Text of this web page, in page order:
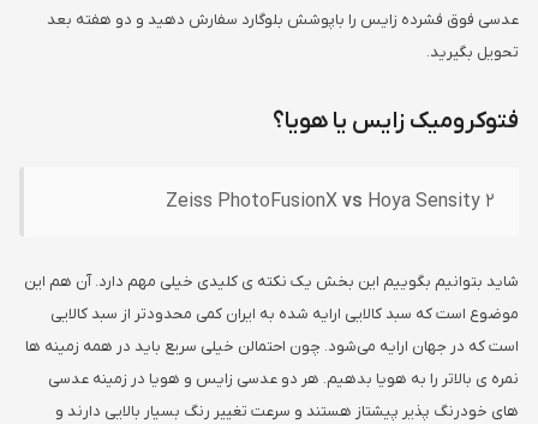
عدسی فوق فشرده زایس را باپوشش بلوگارد سفارش دهید و دو هفته بعد
تحویل بگیرید.
فتوکرومیک زایس یا هویا؟
Zeiss PhotoFusionX vs Hoya Sensity 2
شاید بتوانیم بگوییم این بخش یک نکته ی کلیدی خیلی مهم دارد. آن هم این
موضوع است که سبد کالایی ارایه شده به ایران کمی محدودتر از سبد کالایی
است که در جهان ارایه می‌شود. چون احتمالن خیلی سریع باید در همه زمینه ها
نمره ی بالاتر را به هویا بدهیم. هر دو عدسی زایس و هویا در زمینه عدسی
های خودرنگ پذیر پیشتاز هستند و سرعت تغییر رنگ بسیار بالایی دارند و